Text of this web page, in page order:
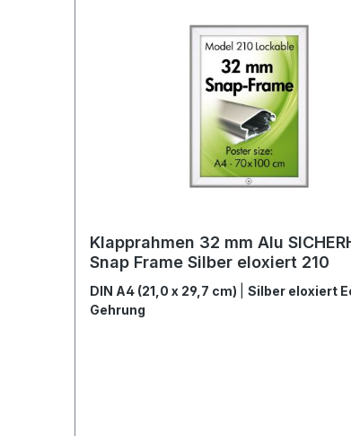
Klapprahmen 32 mm Alu
Snap Frame Silber eloxiert 210
DIN A4 (21,0 x 29,7 cm)
Silber eloxiert
Gehrung